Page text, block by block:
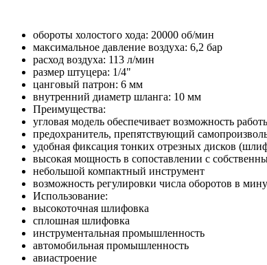
обороты холостого хода: 20000 об/мин
максимальное давление воздуха: 6,2 бар
расход воздуха: 113 л/мин
размер штуцера: 1/4"
цанговый патрон: 6 мм
внутренний диаметр шланга: 10 мм
Преимущества:
угловая модель обеспечивает возможность
предохранитель, препятствующий
удобная фиксация тонких отрезных дисков
высокая мощность в сопоставлении с
небольшой компактный инструмент
возможность регулировки числа оборотов в
Использование:
высокоточная шлифовка
сплошная шлифовка
инструментальная промышленность
автомобильная промышленность
авиастроение